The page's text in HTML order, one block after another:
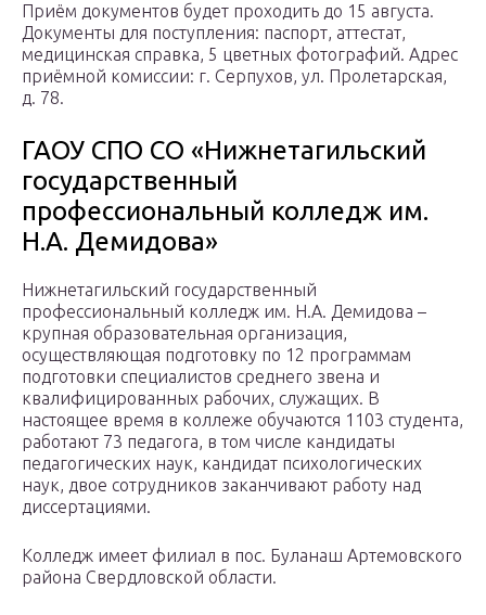
Приём документов будет проходить до 15 августа.
Документы для поступления: паспорт, аттестат,
медицинская справка, 5 цветных фотографий. Адрес
приёмной комиссии: г. Серпухов, ул. Пролетарская,
д. 78.
ГАОУ СПО СО «Нижнетагильский
государственный
профессиональный колледж им.
Н.А. Демидова»
Нижнетагильский государственный
профессиональный колледж им. Н.А. Демидова –
крупная образовательная организация,
осуществляющая подготовку по 12 программам
подготовки специалистов среднего звена и
квалифицированных рабочих, служащих. В
настоящее время в коллеже обучаются 1103 студента,
работают 73 педагога, в том числе кандидаты
педагогических наук, кандидат психологических
наук, двое сотрудников заканчивают работу над
диссертациями.
Колледж имеет филиал в пос. Буланаш Артемовского
района Свердловской области.